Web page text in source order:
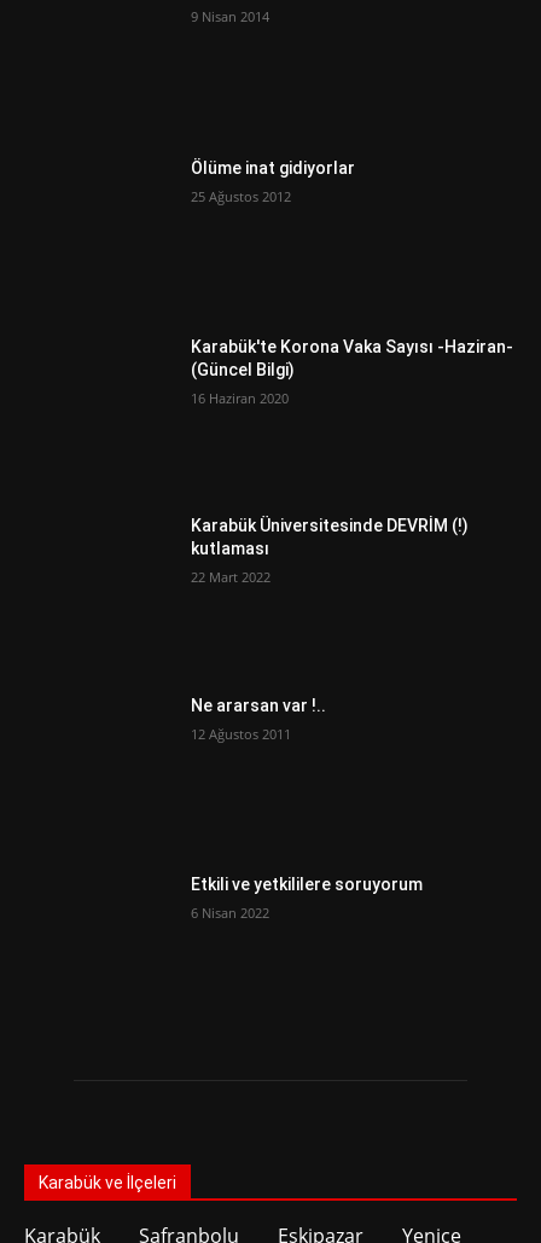
9 Nisan 2014
Ölüme inat gidiyorlar
25 Ağustos 2012
Karabük'te Korona Vaka Sayısı -Haziran-
(Güncel Bilgi)
16 Haziran 2020
Karabük Üniversitesinde DEVRİM (!)
kutlaması
22 Mart 2022
Ne ararsan var !..
12 Ağustos 2011
Etkili ve yetkililere soruyorum
6 Nisan 2022
Karabük ve İlçeleri
Karabük Safranbolu Eskipazar
Yenice